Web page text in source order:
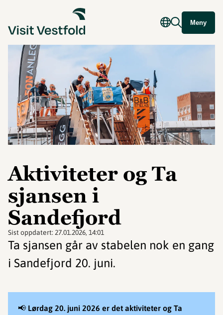
Meny
Aktiviteter og Ta
sjansen i
Sandefjord
Sist oppdatert: 27.01.2026, 14:01
Ta sjansen går av stabelen nok en gang
i Sandefjord 20. juni.
📢 Lørdag 20. juni 2026 er det aktiviteter og Ta